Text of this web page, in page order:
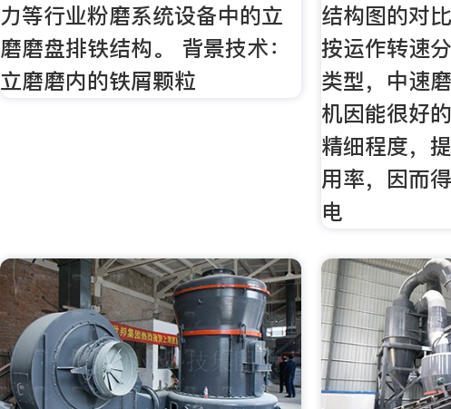
力等行业粉磨系统设备中的立
磨磨盘排铁结构。 背景技术：
立磨磨内的铁屑颗粒
结构图的对
按运作转速
类型，中速
机因能很好
精细程度，
用率，因而
电